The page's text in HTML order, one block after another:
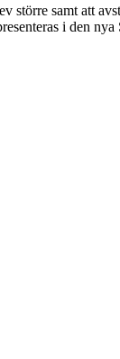
samt att
i den